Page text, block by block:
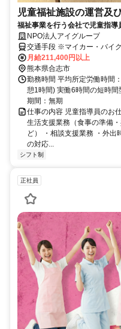
児童福祉施設の運営及
福祉事業を行う会社で児童指導
NPO法人アイグループ
交通手段 ※マイカー・バイ
せん。
月給211,400円以上
熊本県合志市
勤務時間 平均所定労働時間
憩1時間) 実働6時間の短時
期間：無期
仕事の内容 児童指導員のお
生活支援業務（食事の準備
ど） ・相談支援業務 ・外出
の対応...
シフト制
正社員